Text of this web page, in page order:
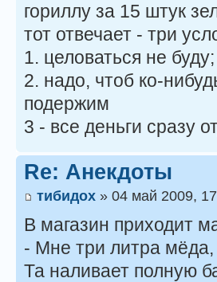
гориллу за 15 штук
тот отвечает - три
1. целоваться не
2. надо, чтоб ко-
подержим
3 - все деньги сразу
Re: Анекдоты
тибидох » 04 май 2009,
В магазин приходит
- Мне три литра мёда,
Та наливает полную